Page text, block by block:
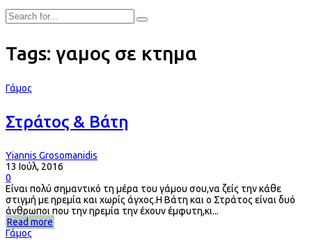
Tags: γαμος σε κτημα
Γάμος
Στράτος & Βάτη
Yiannis Grosomanidis
13 Ιούλ, 2016
0
Είναι πολύ σημαντικό τη μέρα του γάμου σου,να ζείς την κάθε
στιγμή με ηρεμία και χωρίς άγχος.Η Βάτη και ο Στράτος είναι δυό
άνθρωποι που την ηρεμία την έχουν έμφυτη,κι...
Read more
Γάμος